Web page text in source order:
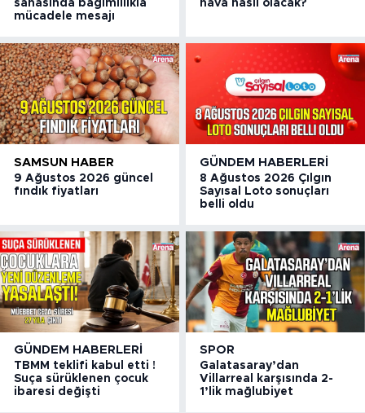
sahasında bağımlılıkla
mücadele mesajı
hava nasıl olacak?
SAMSUN HABER
9 Ağustos 2026 güncel
fındık fiyatları
GÜNDEM HABERLERI
8 Ağustos 2026 Çılgın
Sayısal Loto sonuçları
belli oldu
GÜNDEM HABERLERI
TBMM teklifi kabul etti !
Suça sürüklenen çocuk
ibaresi değişti
SPOR
Galatasaray’dan
Villarreal karşısında 2-
1’lik mağlubiyet